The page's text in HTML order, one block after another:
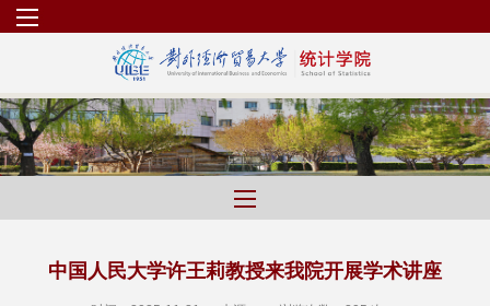
中国人民大学许王莉教授来我院开展学术讲座